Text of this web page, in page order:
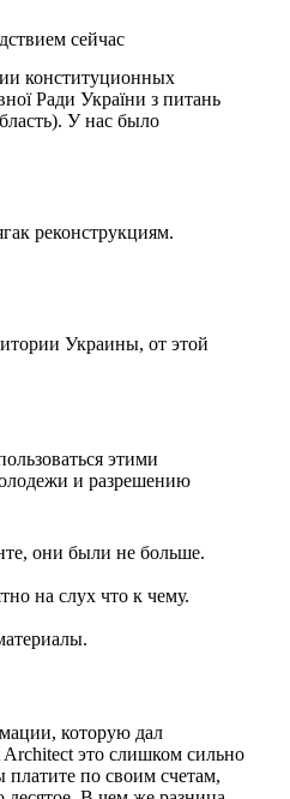
сейчас
конституционных
Ради України з питань
У нас было
реконструкциям.
Украины, от этой
этими
и разрешению
они были не больше.
на слух что к чему.
которую дал
Architect это слишком сильно
платите по своим счетам,